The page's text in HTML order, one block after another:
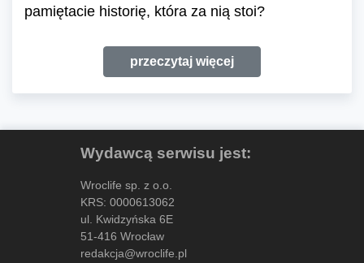
pamiętacie historię, która za nią stoi?
przeczytaj więcej
Wydawcą serwisu jest:
Wroclife sp. z o.o.
KRS: 0000613062
ul. Kwidzyńska 6E
51-416 Wrocław
redakcja@wroclife.pl